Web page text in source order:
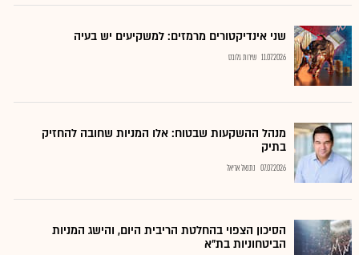
שני אינדיקטורים מרמזים: למשקיעים יש בעיה
11.07.2026 שירות גלובס
מנהל ההשקעות שבטוח: אלו המניות שחובה להחזיק
בתיק
07.07.2026 נתנאל אריאל
הסיכון הצפוי בהחלטת הריבית היום, והישג המניות
הביטחוניות בת"א